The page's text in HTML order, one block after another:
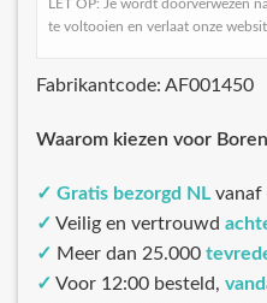
LET OP: Je wordt doorverwezen
te voltooien en verlaat onze
Fabrikantcode: AF001450
Waarom kiezen voor
✓ Gratis bezorgd NL vanaf
✓ Veilig en vertrouwd
✓ Meer dan 25.000
✓ Voor 12:00 besteld,